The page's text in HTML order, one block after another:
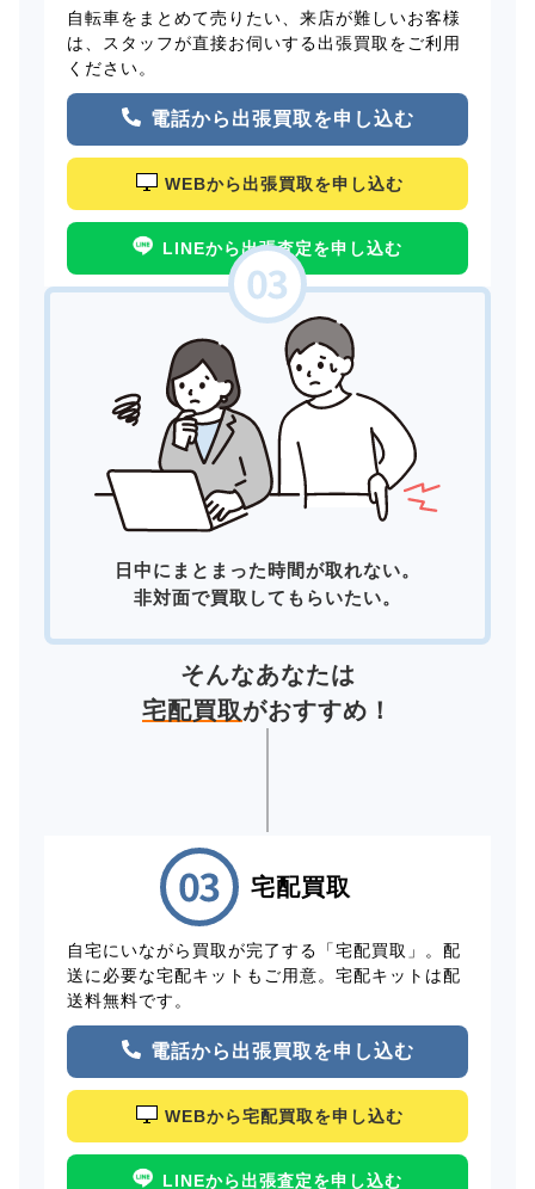
自転車をまとめて売りたい、来店が難しいお客様
は、スタッフが直接お伺いする出張買取をご利用
ください。
電話から出張買取を申し込む
WEBから出張買取を申し込む
LINEから出張査定を申し込む
日中にまとまった時間が取れない。
非対面で買取してもらいたい。
そんなあなたは
宅配買取がおすすめ！
宅配買取
自宅にいながら買取が完了する「宅配買取」。配
送に必要な宅配キットもご用意。宅配キットは配
送料無料です。
電話から出張買取を申し込む
WEBから宅配買取を申し込む
LINEから出張査定を申し込む